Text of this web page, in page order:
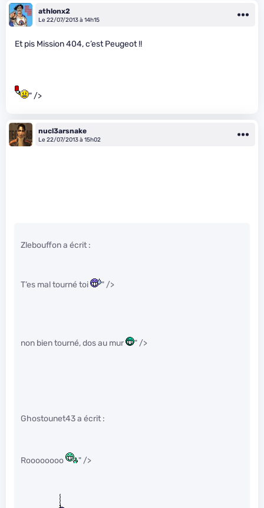
athlonx2
Le 22/07/2013 à 14h15
Et pis Mission 404, c’est Peugeot !!
" />
nucl3arsnake
Le 22/07/2013 à 15h02
Zlebouffon a écrit :
T’es mal tourné toi " />
non bien tourné, dos au mur " />
Ghostounet43 a écrit :
Roooooooo " />